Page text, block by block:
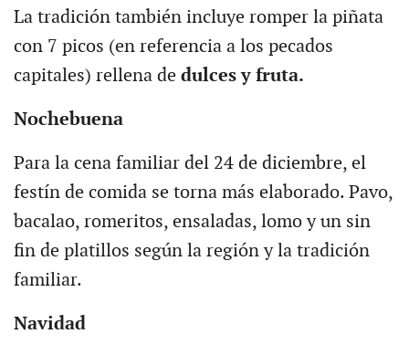
La tradición también incluye romper la piñata
con 7 picos (en referencia a los pecados
capitales) rellena dedulces y fruta.
Nochebuena
Para la cena familiar del 24 de diciembre, el
festín de comida se torna más elaborado. Pavo,
bacalao, romeritos, ensaladas, lomo y un sin
fin de platillos según la región y la tradición
familiar.
Navidad